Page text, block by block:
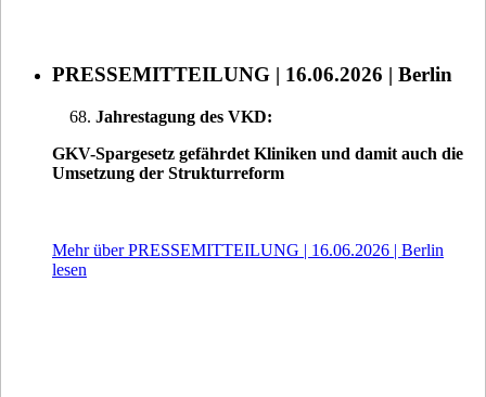
PRESSEMITTEILUNG | 16.06.2026 | Berlin
Jahrestagung des VKD:
GKV-Spargesetz gefährdet Kliniken und damit auch die
Umsetzung der Strukturreform
Mehr über PRESSEMITTEILUNG | 16.06.2026 | Berlin
lesen